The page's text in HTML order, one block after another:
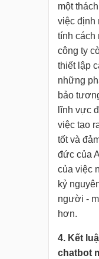
một
việc định
tính cách
công ty
thiết lập
những
bảo
lĩnh vực
việc tạo
tốt và
đức của
của việc
kỷ
người -
hơn.
4. Kết
chatbot